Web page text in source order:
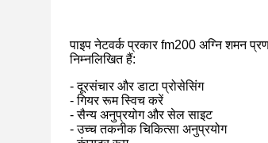
पाइप नेटवर्क प्रकार fm200 अग्नि शमन
निम्नलिखित हैं:
- दूरसंचार और डाटा प्रोसेसिंग
- गियर रूम स्विच करें
- सैन्य अनुप्रयोग और सेल साइट
- उच्च तकनीक चिकित्सा अनुप्रयोग